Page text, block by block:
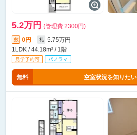
5.2万円 (管理費 2300円)
敷 0円 礼
5.75万円
1LDK / 44.18m² / 1階
無料 空室状況を知りたい